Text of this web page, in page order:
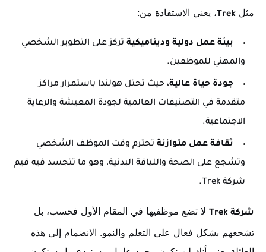
مثل Trek، يعني الاستفادة من:
بيئة عمل دولية وديناميكية تركز على التطوير الشخصي
والمهني للموظفين.
جودة حياة عالية، حيث تحتل هولندا باستمرار مراكز
متقدمة في التصنيفات العالمية لجودة المعيشة والرعاية
الاجتماعية.
ثقافة عمل متوازنة تحترم وقت الموظف الشخصي
وتشجع على الصحة واللياقة البدنية، وهو ما تتجسد فيه قيم
شركة Trek.
شركة Trek
لا تضع موظفيها في المقام الأول فحسب، بل
تشجعهم بشكل فعال على التعلم والنمو. الانضمام إلى هذه